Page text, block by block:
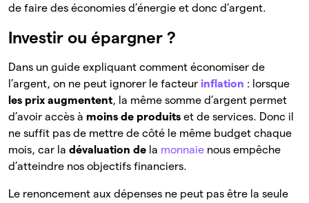
de faire des économies d’énergie et donc d’argent.
Investir ou épargner ?
Dans un guide expliquant comment économiser de
l’argent, on ne peut ignorer le facteur inflation : lorsque
les prix augmentent, la même somme d’argent permet
d’avoir accès à moins de produits et de services. Donc il
ne suffit pas de mettre de côté le même budget chaque
mois, car la dévaluation de la monnaie nous empêche
d’atteindre nos objectifs financiers.
Le renoncement aux dépenses ne peut pas être la seule